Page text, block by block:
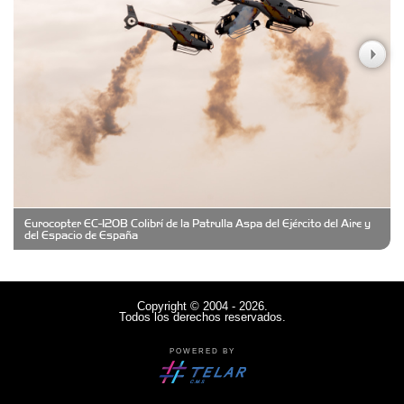
Casa Berta
Clima Castelar
CONSERVAS YAMASIRO
Cubanico´s - Cubanitos Rellenos!
Denisi Market
Eurocopter EC-120B Colibrí de la Patrulla Aspa del Ejército del Aire y
del Espacio de España
Copyright © 2004 - 2026.
Todos los derechos reservados.
POWERED BY